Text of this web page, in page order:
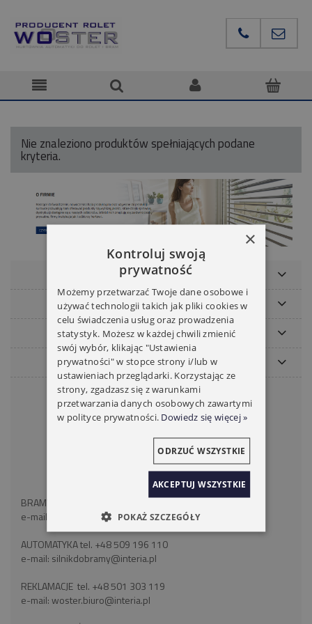
Nie znaleziono produktów spełniających podane
kryteria.
POMOC
NASZE MARKI
MOJE KONTO
PŁATNOŚCI I DOSTAWA
KONTAKT
WOSTER BRAMY ROLETY
41-106 Siemianowice Śląskie
województwo śląskie
NIP: 6262466375
BRAMY ROLETY tel:
+48 793 893 489
e-mail:
silnikdorolet@poczta.fm
AUTOMATYKA tel. +48 509 196 110
e-mail: silnikdobramy@interia.pl
REKLAMACJE tel. +48 501 303 119
e-mail:woster.biuro@interia.pl
×
Kontroluj swoją
prywatność
Możemy przetwarzać Twoje dane osobowe i
używać technologii takich jak pliki cookies w
celu świadczenia usług oraz prowadzenia
statystyk. Możesz w każdej chwili zmienić
swój wybór, klikając "Ustawienia
prywatności" w stopce strony i/lub w
ustawieniach przeglądarki. Korzystając ze
strony, zgadzasz się z warunkami
przetwarzania danych osobowych zawartymi
w polityce prywatności. Dowiedz się więcej »
AKCEPTUJ WSZYSTKIE
ODRZUĆ WSZYSTKIE
POKAŻ SZCZEGÓŁY